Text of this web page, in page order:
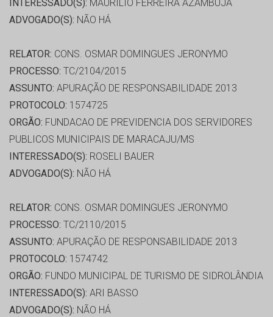
INTERESSADO(S): MAURILIO FERREIRA AZAMBUJA
ADVOGADO(S): NÃO HÁ
RELATOR: CONS. OSMAR DOMINGUES JERONYMO
PROCESSO: TC/2104/2015
ASSUNTO: APURAÇÃO DE RESPONSABILIDADE 2013
PROTOCOLO: 1574725
ORGÃO: FUNDACAO DE PREVIDENCIA DOS SERVIDORES
PUBLICOS MUNICIPAIS DE MARACAJU/MS
INTERESSADO(S): ROSELI BAUER
ADVOGADO(S): NÃO HÁ
RELATOR: CONS. OSMAR DOMINGUES JERONYMO
PROCESSO: TC/2110/2015
ASSUNTO: APURAÇÃO DE RESPONSABILIDADE 2013
PROTOCOLO: 1574742
ORGÃO: FUNDO MUNICIPAL DE TURISMO DE SIDROLÂNDIA
INTERESSADO(S): ARI BASSO
ADVOGADO(S): NÃO HÁ